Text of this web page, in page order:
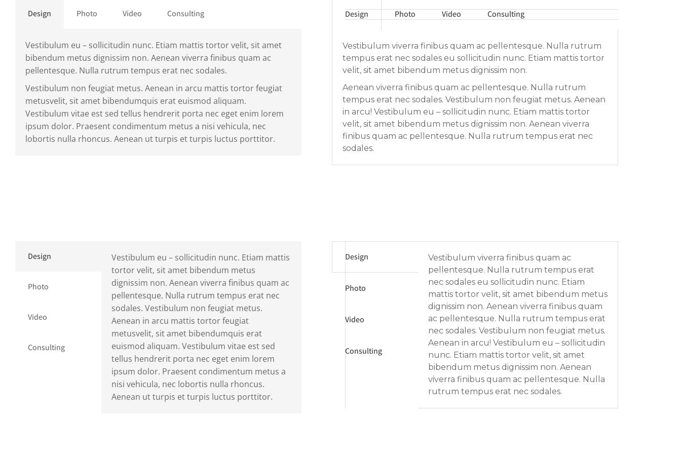
Design Photo Video Consulting
Vestibulum eu – sollicitudin nunc. Etiam mattis tortor velit, sit amet
bibendum metus dignissim non. Aenean viverra finibus quam ac
pellentesque. Nulla rutrum tempus erat nec sodales.
Vestibulum non feugiat metus. Aenean in arcu mattis tortor feugiat
metusvelit, sit amet bibendumquis erat euismod aliquam.
Vestibulum vitae est sed tellus hendrerit porta nec eget enim lorem
ipsum dolor. Praesent condimentum metus a nisi vehicula, nec
lobortis nulla rhoncus. Aenean ut turpis et turpis luctus porttitor.
Design Photo Video Consulting
Vestibulum viverra finibus quam ac pellentesque. Nulla rutrum
tempus erat nec sodales eu sollicitudin nunc. Etiam mattis tortor
velit, sit amet bibendum metus dignissim non.
Aenean viverra finibus quam ac pellentesque. Nulla rutrum
tempus erat nec sodales. Vestibulum non feugiat metus. Aenean
in arcu! Vestibulum eu – sollicitudin nunc. Etiam mattis tortor
velit, sit amet bibendum metus dignissim non. Aenean viverra
finibus quam ac pellentesque. Nulla rutrum tempus erat nec
sodales.
Design
Photo
Video
Consulting
Vestibulum eu – sollicitudin nunc. Etiam mattis
tortor velit, sit amet bibendum metus
dignissim non. Aenean viverra finibus quam ac
pellentesque. Nulla rutrum tempus erat nec
sodales. Vestibulum non feugiat metus.
Aenean in arcu mattis tortor feugiat
metusvelit, sit amet bibendumquis erat
euismod aliquam. Vestibulum vitae est sed
tellus hendrerit porta nec eget enim lorem
ipsum dolor. Praesent condimentum metus a
nisi vehicula, nec lobortis nulla rhoncus.
Aenean ut turpis et turpis luctus porttitor.
Design
Photo
Video
Consulting
Vestibulum viverra finibus quam ac
pellentesque. Nulla rutrum tempus erat
nec sodales eu sollicitudin nunc. Etiam
mattis tortor velit, sit amet bibendum metus
dignissim non. Aenean viverra finibus quam
ac pellentesque. Nulla rutrum tempus erat
nec sodales. Vestibulum non feugiat metus.
Aenean in arcu! Vestibulum eu – sollicitudin
nunc. Etiam mattis tortor velit, sit amet
bibendum metus dignissim non. Aenean
viverra finibus quam ac pellentesque. Nulla
rutrum tempus erat nec sodales.